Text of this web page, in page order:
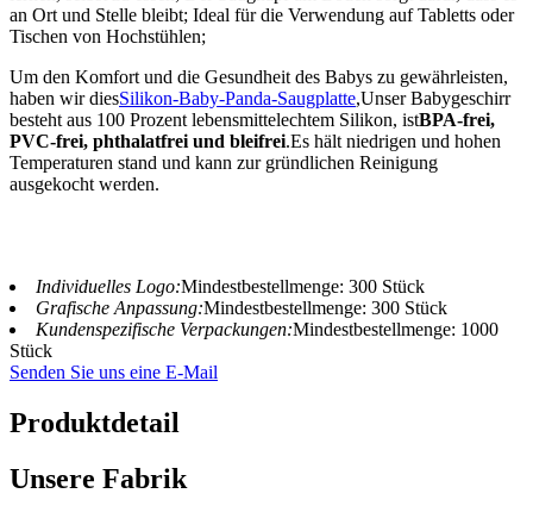
an Ort und Stelle bleibt; Ideal für die Verwendung auf Tabletts oder
Tischen von Hochstühlen;
Um den Komfort und die Gesundheit des Babys zu gewährleisten,
haben wir diesSilikon-Baby-Panda-Saugplatte,Unser Babygeschirr
besteht aus 100 Prozent lebensmittelechtem Silikon, istBPA-frei,
PVC-frei, phthalatfrei und bleifrei.Es hält niedrigen und hohen
Temperaturen stand und kann zur gründlichen Reinigung
ausgekocht werden.
Individuelles Logo:Mindestbestellmenge: 300 Stück
Grafische Anpassung:Mindestbestellmenge: 300 Stück
Kundenspezifische Verpackungen:Mindestbestellmenge: 1000
Stück
Senden Sie uns eine E-Mail
Produktdetail
Unsere Fabrik